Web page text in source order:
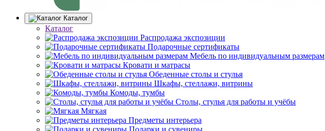
Каталог
Каталог
Распродажа экспозиции
Подарочные сертификаты
Мебель по индивидуальным размерам
Кровати и матрасы
Обеденные столы и стулья
Шкафы, стеллажи, витрины
Комоды, тумбы
Столы, стулья для работы и учёбы
Мягкая
Предметы интерьера
Подарки и сувениры